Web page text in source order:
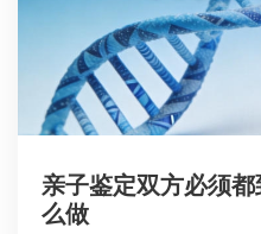
亲子鉴定双方必须
么做